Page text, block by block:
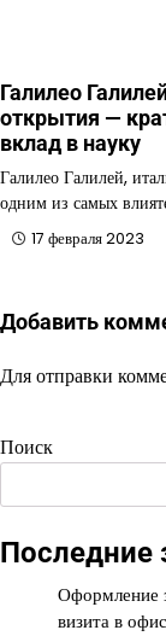
Галилео
открытия —
вклад в науку
Галилео Галилей,
одним из самых
17 февраля 2023
Добавить
Для отправки
Поиск
Последние
Оформление
визита в